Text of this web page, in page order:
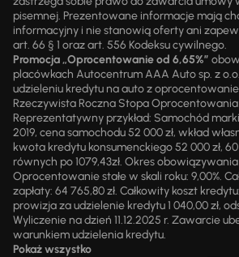
pisemnej. Prezentowane informacje mają
informacyjny i nie stanowią oferty ani
art. 66 § 1 oraz art. 556 Kodeksu cywilnego.
Promocja „Oprocentowanie od 6,65%”
placówkach Autocentrum AAA Auto sp. z
udzieleniu kredytu na auto z
Rzeczywista Roczna Stopa Oprocentowania
Reprezentatywny przykład: Samochód
2019, cena samochodu 52 000 zł, wkład
kwota kredytu konsumenckiego 52 000 zł,
równych po 1079,43zł. Okres
Oprocentowanie stałe w skali roku: 9,00%.
zapłaty: 64 765,80 zł. Całkowity koszt
prowizja za udzielenie kredytu 1 040,00 zł,
Wyliczenie na dzień 11.12.2025 r. Zawarcie
warunkiem udzielenia kredytu.
Pokaż wszystko